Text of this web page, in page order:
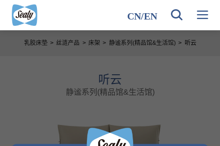
CN/EN
乳胶床垫 > 丝涟产品 > 床架 > 静谧系列(精品馆&生活馆) > 听云
听云
静谧系列(精品馆&生活馆)